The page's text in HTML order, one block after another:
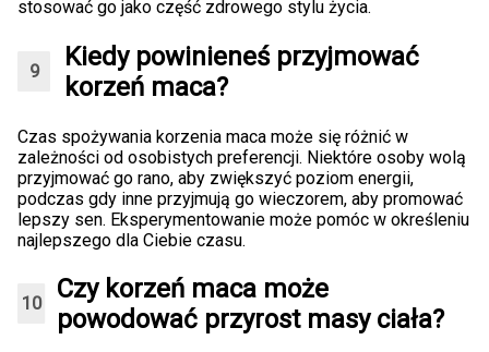
stosować go jako część zdrowego stylu życia.
Kiedy powinieneś przyjmować
korzeń maca?
Czas spożywania korzenia maca może się różnić w
zależności od osobistych preferencji. Niektóre osoby wolą
przyjmować go rano, aby zwiększyć poziom energii,
podczas gdy inne przyjmują go wieczorem, aby promować
lepszy sen. Eksperymentowanie może pomóc w określeniu
najlepszego dla Ciebie czasu.
Czy korzeń maca może
powodować przyrost masy ciała?